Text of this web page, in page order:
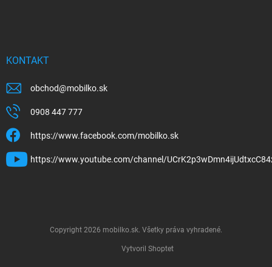
KONTAKT
obchod@mobilko.sk
0908 447 777
https://www.facebook.com/mobilko.sk
https://www.youtube.com/channel/
Vytvoril Shoptet
Copyright 2026 mobilko.sk . Všetky práva vyhradené.